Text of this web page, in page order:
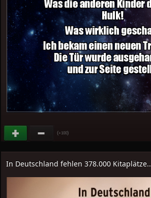
(+100)
In Deutschland fehlen 378.000 Kitaplätze..